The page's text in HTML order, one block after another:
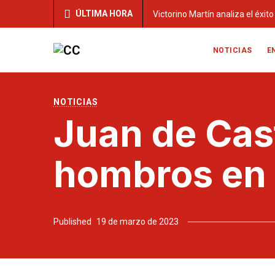
ÚLTIMA HORA Victorino Martín analiza el
NOTICIAS
NOTICIAS
Juan de
hombros
Published 19 de marzo de 2023